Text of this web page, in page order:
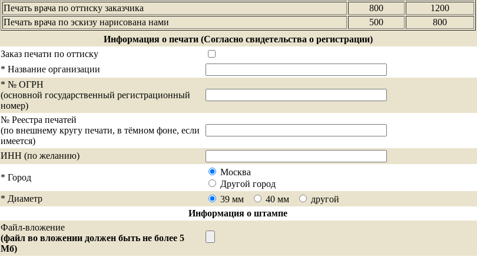
Печать врача по оттиску заказчика
800
1200
Печать врача по эскизу нарисована нами
500
800
Информация о печати (Согласно свидетельства о регистрации)
Заказ печати по оттиску
* Название организации
* № ОГРН
(основной государственный регистрационный
номер)
№ Реестра печатей
(по внешнему кругу печати, в тёмном фоне, если
имеется)
ИНН (по желанию)
* Город
Москва
Другой город
* Диаметр
39 мм 40 мм
другой
Информация о штампе
Файл-вложение
(файл во вложении должен быть не более 5
Мб)